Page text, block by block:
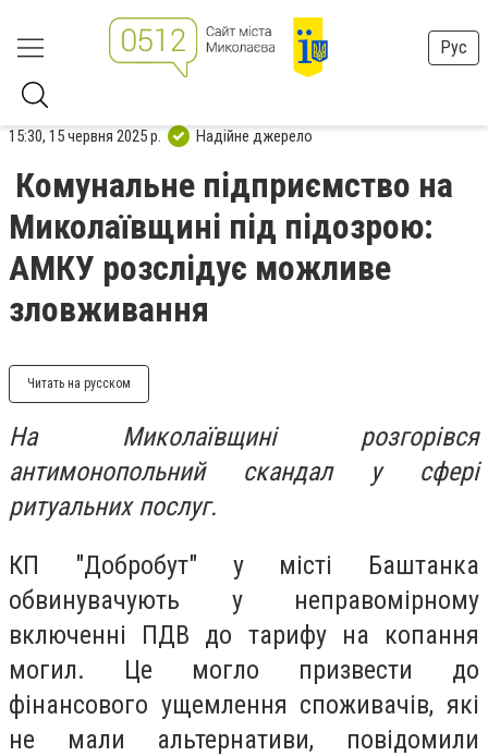
Рус
15:30, 15 червня 2025 р. Надійне джерело
Комунальне підприємство на
Миколаївщині під підозрою:
АМКУ розслідує можливе
зловживання
Читать на русском
На Миколаївщині розгорівся
антимонопольний скандал у сфері
ритуальних послуг.
КП "Добробут" у місті Баштанка
обвинувачують у неправомірному
включенні ПДВ до тарифу на копання
могил. Це могло призвести до
фінансового ущемлення споживачів, які
не мали альтернативи, повідомили